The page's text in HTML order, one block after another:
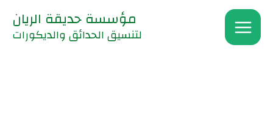
تخطي
المحتوى
مؤسسة حديقة الريان
لتنسيق الحدائق والديكورات